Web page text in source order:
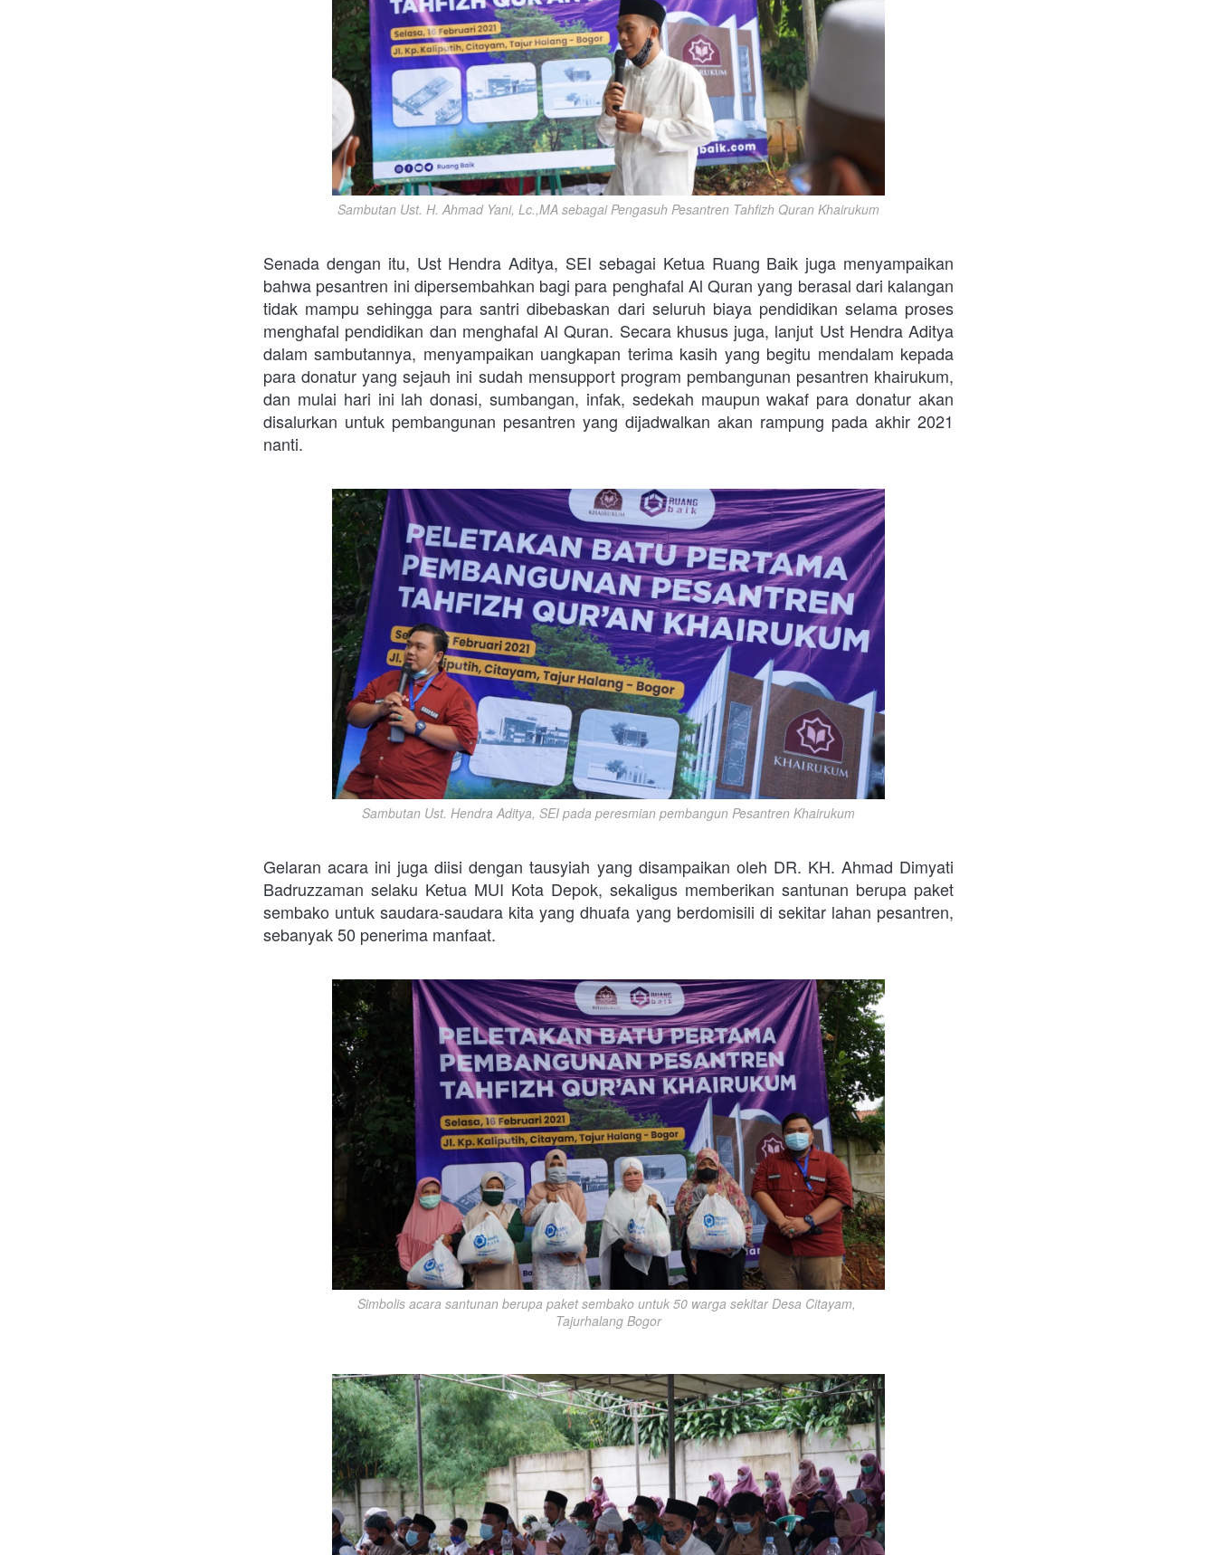
Sambutan Ust. H. Ahmad Yani, Lc.,MA sebagai Pengasuh Pesantren Tahfizh Quran Khairukum
Senada dengan itu, Ust Hendra Aditya, SEI sebagai Ketua Ruang Baik juga menyampaikan
bahwa pesantren ini dipersembahkan bagi para penghafal Al Quran yang berasal dari kalangan
tidak mampu sehingga para santri dibebaskan dari seluruh biaya pendidikan selama proses
menghafal pendidikan dan menghafal Al Quran. Secara khusus juga, lanjut Ust Hendra Aditya
dalam sambutannya, menyampaikan uangkapan terima kasih yang begitu mendalam kepada
para donatur yang sejauh ini sudah mensupport program pembangunan pesantren khairukum,
dan mulai hari ini lah donasi, sumbangan, infak, sedekah maupun wakaf para donatur akan
disalurkan untuk pembangunan pesantren yang dijadwalkan akan rampung pada akhir 2021
nanti.
Sambutan Ust. Hendra Aditya, SEI pada peresmian pembangun Pesantren Khairukum
Gelaran acara ini juga diisi dengan tausyiah yang disampaikan oleh DR. KH. Ahmad Dimyati
Badruzzaman selaku Ketua MUI Kota Depok, sekaligus memberikan santunan berupa paket
sembako untuk saudara-saudara kita yang dhuafa yang berdomisili di sekitar lahan pesantren,
sebanyak 50 penerima manfaat.
Simbolis acara santunan berupa paket sembako untuk 50 warga sekitar Desa Citayam,
Tajurhalang Bogor